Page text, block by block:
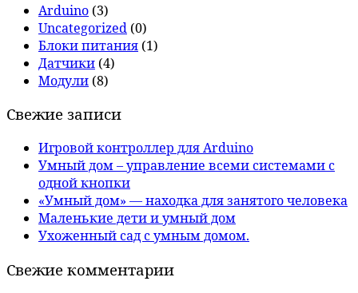
Arduino (3)
Uncategorized (0)
Блоки питания (1)
Датчики (4)
Модули (8)
Свежие записи
Игровой контроллер для Arduino
Умный дом – управление всеми системами с
одной кнопки
«Умный дом» — находка для занятого человека
Маленькие дети и умный дом
Ухоженный сад с умным домом.
Свежие комментарии